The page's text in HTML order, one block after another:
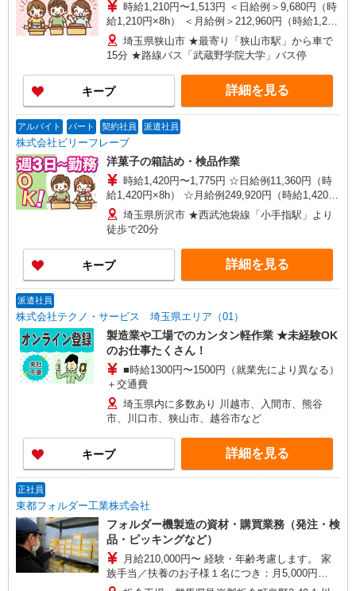
時給1,210円〜1,513円 ＜日給例＞9,680円（時
給1,210円×8h） ＜月給例＞212,960円（時給1,210
円×8h×22日） ※経験・能力等による
埼玉県狭山市 ★最寄り「狭山市駅」から車で
15分 ★路線バス「武蔵野学院大学」バス停
キープ 詳細を見る
アルバイト パート 契約社員 派遣社員
株式会社ビリーフレーブ
洋菓子の箱詰め・検品作業
時給1,420円〜1,775円 ☆日給例11,360円（時
給1,420円×8h） ☆月給例249,920円（時給1,420円
×8h×22日） ※経験・能力等による
埼玉県所沢市 ★西武池袋線「小手指駅」より
徒歩で20分
キープ 詳細を見る
派遣社員
株式会社テクノ・サービス 埼玉県エリア（01）
製造業や工場でのカンタン軽作業 ★未経験OK
のお仕事たくさん！
■時給1300円〜1500円（就業先により異なる）
＋交通費
埼玉県内に多数あり 川越市、入間市、熊谷
市、川口市、狭山市、越谷市など
キープ 詳細を見る
正社員
東都フォルダー工業株式会社
フォルダー機製造の資材・購買業務（発注・検
品・ピッキングなど）
月給210,000円〜 経験・年齢考慮します。 家
族手当／扶養のお子様１名につき：月5,000円
※18歳まで支給 賞与 年2回 昇給 年1回